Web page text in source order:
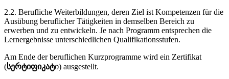
2.2. Berufliche Weiterbildungen, deren Ziel ist Kompetenzen für die
Ausübung beruflicher Tätigkeiten in demselben Bereich zu
erwerben und zu entwickeln. Je nach Programm entsprechen die
Lernergebnisse unterschiedlichen Qualifikationsstufen.
Am Ende der beruflichen Kurzprogramme wird ein Zertifikat
(სერტიფიკატი) ausgestellt.